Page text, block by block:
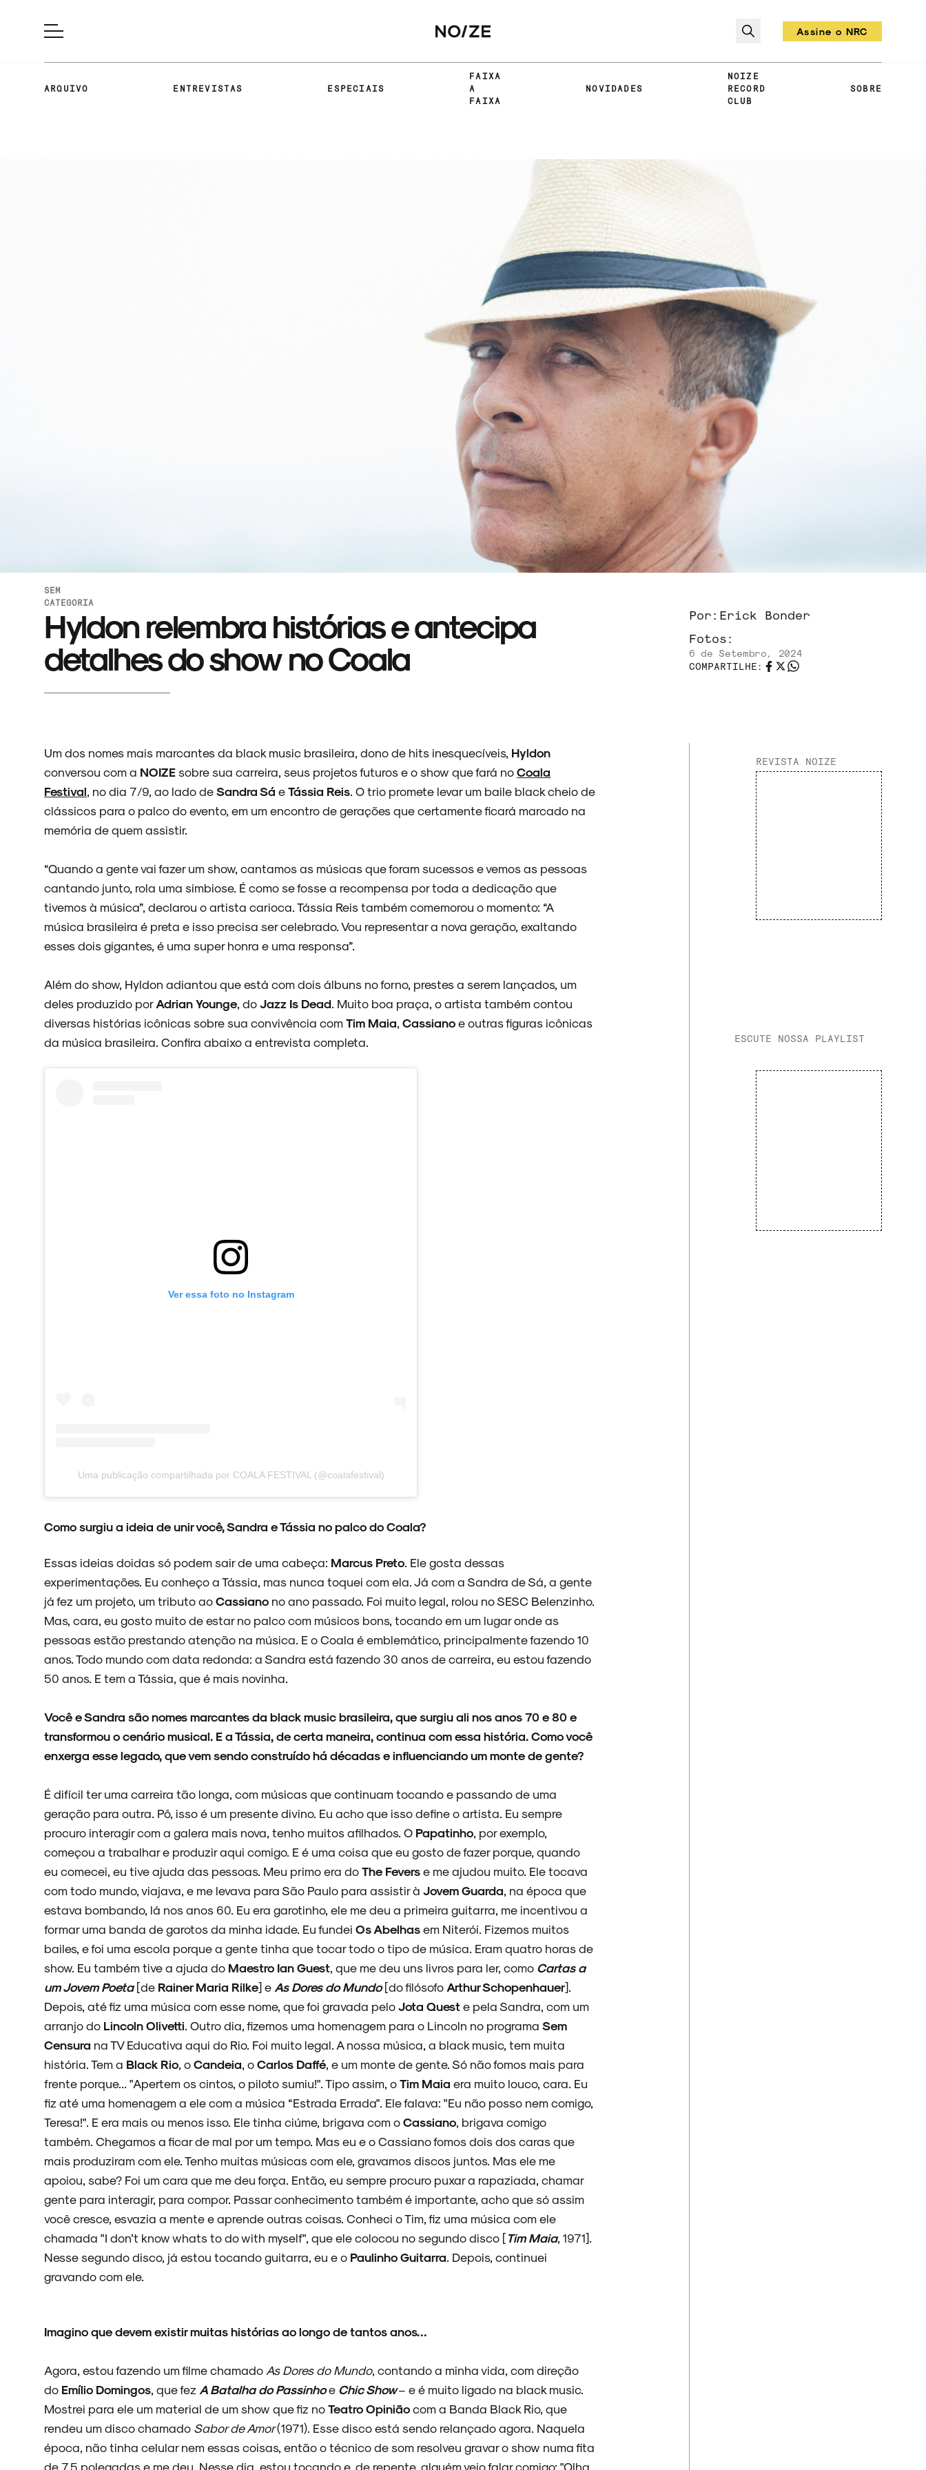
FAIXA A FAIXA
NOIZE RECORD CLUB
Assine o NRC
ARQUIVO ENTREVISTAS ESPECIAIS
FAIXA
A
FAIXA
NOVIDADES
NOIZE
RECORD
CLUB
SOBRE
SEM
CATEGORIA
Hyldon relembra histórias e antecipa
detalhes do show no Coala
Por: Erick Bonder
Fotos:
6 de Setembro, 2024
COMPARTILHE:
Um dos nomes mais marcantes da black music brasileira, dono de hits inesquecíveis, Hyldon
conversou com a NOIZEsobre sua carreira, seus projetos futuros e o show que fará noCoala
Festival , no dia 7/9, ao lado deSandra Sá eTássia Reis . O trio promete levar um baile black cheio de
clássicos para o palco do evento, em um encontro de gerações que certamente ficará marcado na
memória de quem assistir.
“Quando a gente vai fazer um show, cantamos as músicas que foram sucessos e vemos as pessoas
cantando junto, rola uma simbiose. É como se fosse a recompensa por toda a dedicação que
tivemos à música”, declarou o artista carioca. Tássia Reis também comemorou o momento: “A
música brasileira é preta e isso precisa ser celebrado. Vou representar a nova geração, exaltando
esses dois gigantes, é uma super honra e uma responsa”.
Além do show, Hyldon adiantou que está com dois álbuns no forno, prestes a serem lançados, um
deles produzido porAdrian Younge , doJazz Is Dead . Muito boa praça, o artista também contou
diversas histórias icônicas sobre sua convivência comTim Maia Cassianoe outras figuras icônicas
da música brasileira. Confira abaixo a entrevista completa.
Ver essa foto no Instagram
Uma publicação compartilhada por COALA FESTIVAL (@coalafestival)
Como surgiu a ideia de unir você, Sandra e Tássia no palco do Coala?
Essas ideias doidas só podem sair de uma cabeça: Marcus Preto . Ele gosta dessas
experimentações. Eu conheço a Tássia, mas nunca toquei com ela. Já com a Sandra de Sá, a gente
já fez um projeto, um tributo aoCassiano no ano passado. Foi muito legal, rolou no SESC Belenzinho.
Mas, cara, eu gosto muito de estar no palco com músicos bons, tocando em um lugar onde as
pessoas estão prestando atenção na música. E o Coala é emblemático, principalmente fazendo 10
anos. Todo mundo com data redonda: a Sandra está fazendo 30 anos de carreira, eu estou fazendo
50 anos. E tem a Tássia, que é mais novinha.
Você e Sandra são nomes marcantes da black music brasileira, que surgiu ali nos anos 70 e 80 e
transformou o cenário musical. E a Tássia, de certa maneira, continua com essa história. Como você
enxerga esse legado, que vem sendo construído há décadas e influenciando um monte de gente?
É difícil ter uma carreira tão longa, com músicas que continuam tocando e passando de uma
geração para outra. Pô, isso é um presente divino. Eu acho que isso define o artista. Eu sempre
procuro interagir com a galera mais nova, tenho muitos afilhados. O Papatinho , por exemplo,
começou a trabalhar e produzir aqui comigo. E é uma coisa que eu gosto de fazer porque, quando
eu comecei, eu tive ajuda das pessoas. Meu primo era doThe Feverse me ajudou muito. Ele tocava
com todo mundo, viajava, e me levava para São Paulo para assistir à Jovem Guarda , na época que
estava bombando, lá nos anos 60. Eu era garotinho, ele me deu a primeira guitarra, me incentivou a
formar uma banda de garotos da minha idade. Eu fundei Os Abelhasem Niterói. Fizemos muitos
bailes, e foi uma escola porque a gente tinha que tocar todo o tipo de música. Eram quatro horas de
show. Eu também tive a ajuda do Maestro Ian Guest , que me deu uns livros para ler, como Cartas a
um Jovem Poeta[de Rainer Maria Rilke] e As Dores do Mundo[do filósofo Arthur Schopenhauer].
Depois, até fiz uma música com esse nome, que foi gravada peloJota Queste pela Sandra, com um
arranjo do Lincoln Olivetti . Outro dia, fizemos uma homenagem para o Lincoln no programa Sem
Censura na TV Educativa aqui do Rio. Foi muito legal. A nossa música, a black music, tem muita
história. Tem a Black Rio , oCandeia , oCarlos Daffé , e um monte de gente. Só não fomos mais para
frente porque... "Apertem os cintos, o piloto sumiu!". Tipo assim, oTim Maia era muito louco, cara. Eu
fiz até uma homenagem a ele com a música “Estrada Errada". Ele falava: "Eu não posso nem comigo,
Teresa!". E era mais ou menos isso. Ele tinha ciúme, brigava com oCassiano , brigava comigo
também. Chegamos a ficar de mal por um tempo. Mas eu e o Cassiano fomos dois dos caras que
mais produziram com ele. Tenho muitas músicas com ele, gravamos discos juntos. Mas ele me
apoiou, sabe? Foi um cara que me deu força. Então, eu sempre procuro puxar a rapaziada, chamar
gente para interagir, para compor. Passar conhecimento também é importante, acho que só assim
você cresce, esvazia a mente e aprende outras coisas. Conheci o Tim, fiz uma música com ele
chamada "I don’t know whats to do with myself", que ele colocou no segundo disco [Tim Maia, 1971].
Nesse segundo disco, já estou tocando guitarra, eu e o Paulinho Guitarra . Depois, continuei
gravando com ele.
Imagino que devem existir muitas histórias ao longo de tantos anos…
Agora, estou fazendo um filme chamado As Dores do Mundo, contando a minha vida, com direção
do Emílio Domingos , que fez A Batalha do Passinhoe Chic Show– e é muito ligado na black music.
Mostrei para ele um material de um show que fiz noTeatro Opiniãocom a Banda Black Rio, que
rendeu um disco chamado Sabor de Amor(1971). Esse disco está sendo relançado agora. Naquela
época, não tinha celular nem essas coisas, então o técnico de som resolveu gravar o show numa fita
de 7,5 polegadas e me deu. Nesse dia, estou tocando e, de repente, alguém veio falar comigo: "Olha,
REVISTA NOIZE
ESCUTE NOSSA PLAYLIST